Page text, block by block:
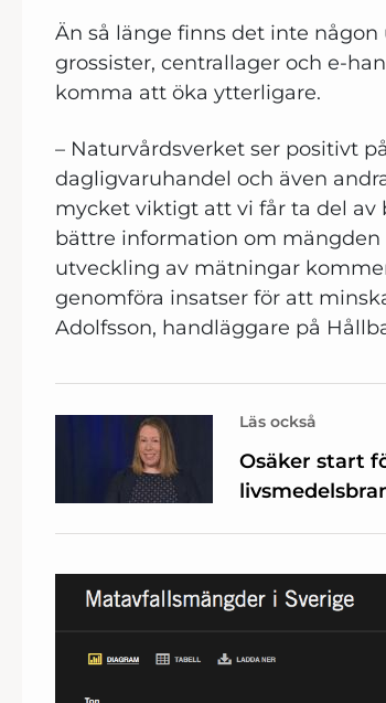
Än så länge finns det inte
grossister, centrallager och e-
komma att öka ytterligare.
– Naturvårdsverket ser positivt
dagligvaruhandel och även
mycket viktigt att vi får ta del av
bättre information om
utveckling av mätningar
genomföra insatser för att
Adolfsson, handläggare på
Läs också
Osäker start